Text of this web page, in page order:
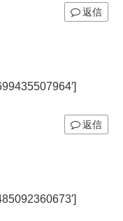
返信
返信